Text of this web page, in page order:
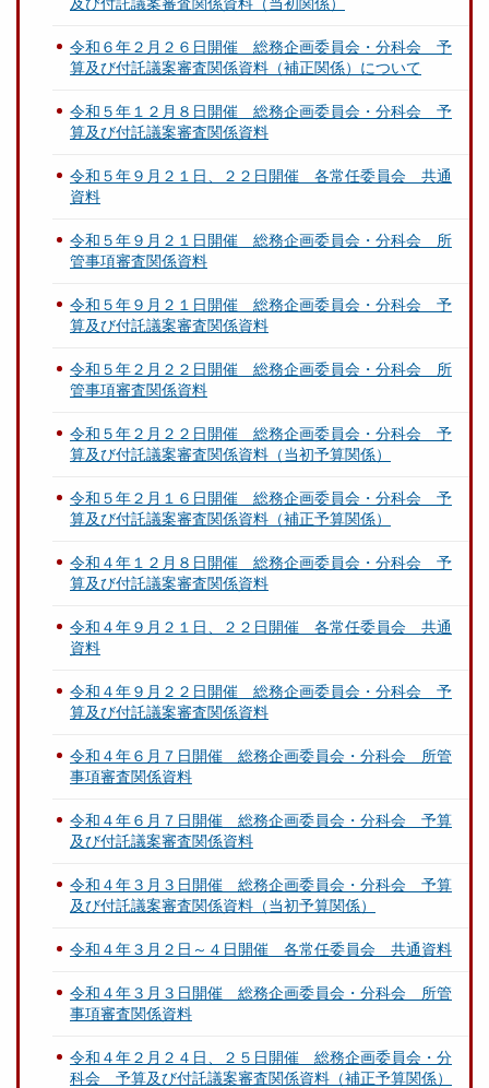
令和６年２月２６日開催 総務企画委員会・分科会 予
算及び付託議案審査関係資料（補正関係）について
令和５年１２月８日開催 総務企画委員会・分科会 予
算及び付託議案審査関係資料
令和５年９月２１日、２２日開催 各常任委員会 共通
資料
令和５年９月２１日開催 総務企画委員会・分科会 所
管事項審査関係資料
令和５年９月２１日開催 総務企画委員会・分科会 予
算及び付託議案審査関係資料
令和５年２月２２日開催 総務企画委員会・分科会 所
管事項審査関係資料
令和５年２月２２日開催 総務企画委員会・分科会 予
算及び付託議案審査関係資料（当初予算関係）
令和５年２月１６日開催 総務企画委員会・分科会 予
算及び付託議案審査関係資料（補正予算関係）
令和４年１２月８日開催 総務企画委員会・分科会 予
算及び付託議案審査関係資料
令和４年９月２１日、２２日開催 各常任委員会 共通
資料
令和４年９月２２日開催 総務企画委員会・分科会 予
算及び付託議案審査関係資料
令和４年６月７日開催 総務企画委員会・分科会 所管
事項審査関係資料
令和４年６月７日開催 総務企画委員会・分科会 予算
及び付託議案審査関係資料
令和４年３月３日開催 総務企画委員会・分科会 予算
及び付託議案審査関係資料（当初予算関係）
令和４年３月２日～４日開催 各常任委員会 共通資料
令和４年３月３日開催 総務企画委員会・分科会 所管
事項審査関係資料
令和４年２月２４日、２５日開催 総務企画委員会・分
科会 予算及び付託議案審査関係資料（補正予算関係）